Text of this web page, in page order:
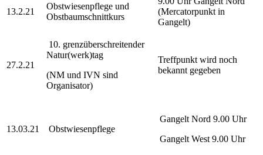
13.2.21
Obstwiesenpflege und
Obstbaumschnittkurs
(Mercatorpunkt in
Gangelt)
27.2.21
10. grenzüberschreitender
Natur(werk)tag
(NM und IVN sind
Organisator)
Treffpunkt wird noch
bekannt gegeben
13.03.21 Obstwiesenpflege
Gangelt Nord 9.00 Uhr
Gangelt West 9.00 Uhr